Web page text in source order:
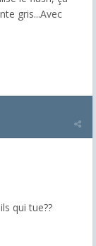
gris...Avec
qui tue??